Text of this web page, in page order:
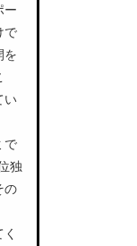
ー
で
を
い
で
独
の